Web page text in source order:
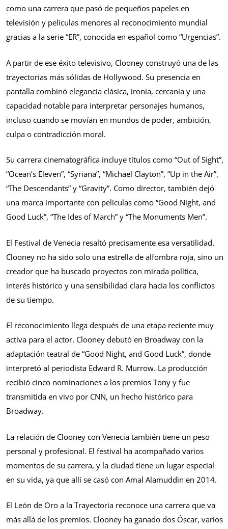
como una carrera que pasó de pequeños papeles en
televisión y películas menores al reconocimiento mundial
gracias a la serie “ER”, conocida en español como “Urgencias”.
A partir de ese éxito televisivo, Clooney construyó una de las
trayectorias más sólidas de Hollywood. Su presencia en
pantalla combinó elegancia clásica, ironía, cercanía y una
capacidad notable para interpretar personajes humanos,
incluso cuando se movían en mundos de poder, ambición,
culpa o contradicción moral.
Su carrera cinematográfica incluye títulos como “Out of Sight”,
“Ocean’s Eleven”, “Syriana”, “Michael Clayton”, “Up in the Air”,
“The Descendants” y “Gravity”. Como director, también dejó
una marca importante con películas como “Good Night, and
Good Luck”, “The Ides of March” y “The Monuments Men”.
El Festival de Venecia resaltó precisamente esa versatilidad.
Clooney no ha sido solo una estrella de alfombra roja, sino un
creador que ha buscado proyectos con mirada política,
interés histórico y una sensibilidad clara hacia los conflictos
de su tiempo.
El reconocimiento llega después de una etapa reciente muy
activa para el actor. Clooney debutó en Broadway con la
adaptación teatral de “Good Night, and Good Luck”, donde
interpretó al periodista Edward R. Murrow. La producción
recibió cinco nominaciones a los premios Tony y fue
transmitida en vivo por CNN, un hecho histórico para
Broadway.
La relación de Clooney con Venecia también tiene un peso
personal y profesional. El festival ha acompañado varios
momentos de su carrera, y la ciudad tiene un lugar especial
en su vida, ya que allí se casó con Amal Alamuddin en 2014.
El León de Oro a la Trayectoria reconoce una carrera que va
más allá de los premios. Clooney ha ganado dos Óscar, varios